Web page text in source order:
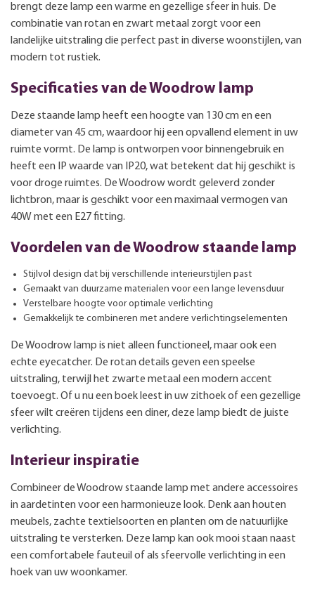
brengt deze lamp een warme en gezellige sfeer in huis. De
combinatie van rotan en zwart metaal zorgt voor een
landelijke uitstraling die perfect past in diverse woonstijlen, van
modern tot rustiek.
Specificaties van de Woodrow lamp
Deze staande lamp heeft een hoogte van 130 cm en een
diameter van 45 cm, waardoor hij een opvallend element in uw
ruimte vormt. De lamp is ontworpen voor binnengebruik en
heeft een IP waarde van IP20, wat betekent dat hij geschikt is
voor droge ruimtes. De Woodrow wordt geleverd zonder
lichtbron, maar is geschikt voor een maximaal vermogen van
40W met een E27 fitting.
Voordelen van de Woodrow staande lamp
Stijlvol design dat bij verschillende interieurstijlen past
Gemaakt van duurzame materialen voor een lange levensduur
Verstelbare hoogte voor optimale verlichting
Gemakkelijk te combineren met andere verlichtingselementen
De Woodrow lamp is niet alleen functioneel, maar ook een
echte eyecatcher. De rotan details geven een speelse
uitstraling, terwijl het zwarte metaal een modern accent
toevoegt. Of u nu een boek leest in uw zithoek of een gezellige
sfeer wilt creëren tijdens een diner, deze lamp biedt de juiste
verlichting.
Interieur inspiratie
Combineer de Woodrow staande lamp met andere accessoires
in aardetinten voor een harmonieuze look. Denk aan houten
meubels, zachte textielsoorten en planten om de natuurlijke
uitstraling te versterken. Deze lamp kan ook mooi staan naast
een comfortabele fauteuil of als sfeervolle verlichting in een
hoek van uw woonkamer.